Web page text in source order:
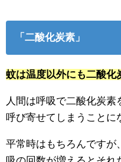
「二酸化炭素」
蚊は温度以外にも二酸化
人間は呼吸で二酸化炭
呼び寄せてしまうことに
平常時はもちろんですが